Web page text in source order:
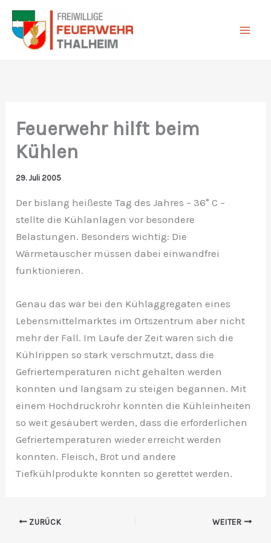
Zum
Inhalt
springen
Feuerwehr hilft beim
Kühlen
29. Juli 2005
Der bislang heißeste Tag des Jahres – 36° C –
stellte die Kühlanlagen vor besondere
Belastungen. Besonders wichtig: Die
Wärmetauscher müssen dabei einwandfrei
funktionieren.
Genau das war bei den Kühlaggregaten eines
Lebensmittelmarktes im Ortszentrum aber nicht
mehr der Fall. Im Laufe der Zeit waren sich die
Kühlrippen so stark verschmutzt, dass die
Gefriertemperaturen nicht gehalten werden
konnten und langsam zu steigen begannen. Mit
einem Hochdruckrohr konnten die Kühleinheiten
so weit gesäubert werden, dass die erforderlichen
Gefriertemperaturen wieder erreicht werden
konnten. Fleisch, Brot und andere
Tiefkühlprodukte konnten so gerettet werden.
ZURÜCK WEITER